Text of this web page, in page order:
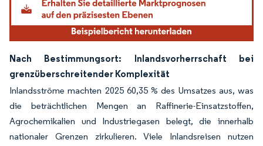
Nach Bestimmungsort: Inlandsvorherrschaft bei
grenzüberschreitender Komplexität
Inlandsströme machten 2025 60,35 % des Umsatzes aus, was
die beträchtlichen Mengen an Raffinerie-Einsatzstoffen,
Agrochemikalien und Industriegasen belegt, die innerhalb
nationaler Grenzen zirkulieren. Viele Inlandsreisen nutzen